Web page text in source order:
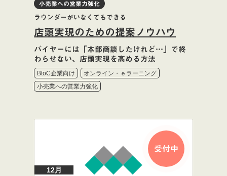
小売業への営業力強化
ラウンダーがいなくてもできる
店頭実現のための提案ノウハウ
バイヤーには「本部商談したけれど…」で終
わらせない、店頭実現を高める方法
BtoC企業向け
オンライン・ｅラーニング
小売業への営業力強化
受付中
12月